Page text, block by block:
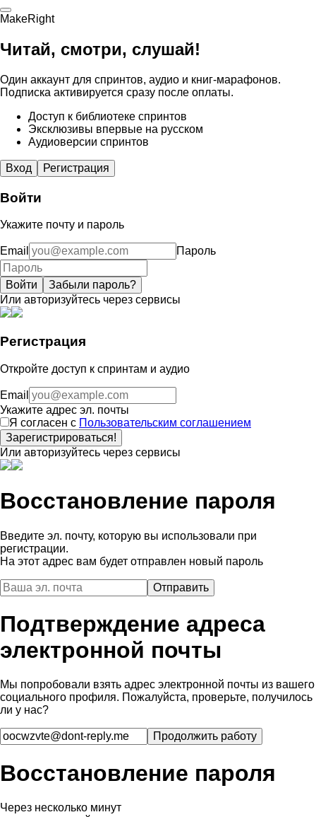
MakeRight
Читай, смотри, слушай!
Один аккаунт для спринтов, аудио и книг-марафонов.
Подписка активируется сразу после оплаты.
Доступ к библиотеке спринтов
Эксклюзивы впервые на русском
Аудиоверсии спринтов
Вход Регистрация
Войти
Укажите почту и пароль
Email Пароль
Войти
Забыли пароль?
Или авторизуйтесь через сервисы
Регистрация
Откройте доступ к спринтам и аудио
Email
Укажите адрес эл. почты
Я согласен с Пользовательским соглашением
Зарегистрироваться!
Или авторизуйтесь через сервисы
Восстановление пароля
Введите эл. почту, которую вы использовали при
регистрации.
На этот адрес вам будет отправлен новый пароль
Подтверждение адреса
электронной почты
Мы попробовали взять адрес электронной почты из вашего
социального профиля. Пожалуйста, проверьте, получилось
ли у нас?
Восстановление пароля
Через несколько минут